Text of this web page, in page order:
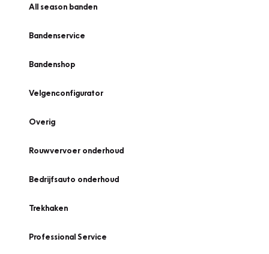
All season banden
Bandenservice
Bandenshop
Velgenconfigurator
Overig
Rouwvervoer onderhoud
Bedrijfsauto onderhoud
Trekhaken
Professional Service